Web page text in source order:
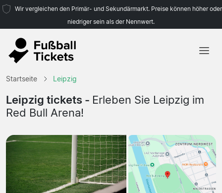
Wir vergleichen den Primär- und Sekundärmarkt. Preise können höher oder
niedriger sein als der Nennwert.
Mannschaften
Startseite Leipzig
Leipzig tickets - Erleben Sie Leipzig im
Red Bull Arena!